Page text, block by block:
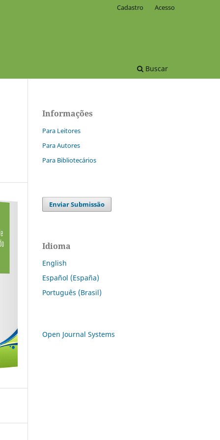
Buscar
Cadastro Acesso
Informações
Para Leitores
Para Autores
Para Bibliotecários
Enviar Submissão
Idioma
English
Español (España)
Português (Brasil)
Open Journal Systems